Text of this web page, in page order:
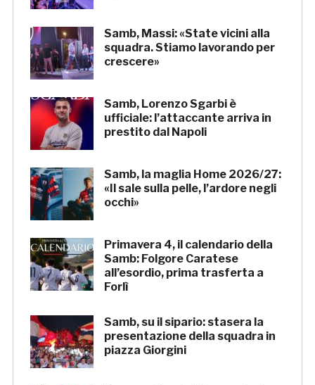
Samb, Massi: «State vicini alla
squadra. Stiamo lavorando per
crescere»
Samb, Lorenzo Sgarbi è
ufficiale: l’attaccante arriva in
prestito dal Napoli
Samb, la maglia Home 2026/27:
«Il sale sulla pelle, l’ardore negli
occhi»
Primavera 4, il calendario della
Samb: Folgore Caratese
all’esordio, prima trasferta a
Forlì
Samb, su il sipario: stasera la
presentazione della squadra in
piazza Giorgini